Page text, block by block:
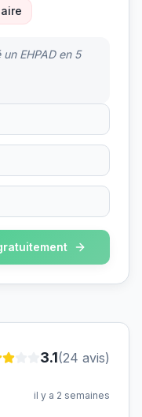
EHPAD en 5
3.1(24 avis)
il y a 2 semaines